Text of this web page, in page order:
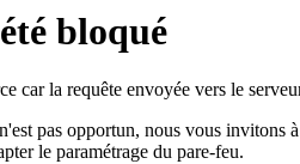
bloqué
car la requête envoyée vers le
pas opportun, nous vous invitons
le paramétrage du pare-feu.